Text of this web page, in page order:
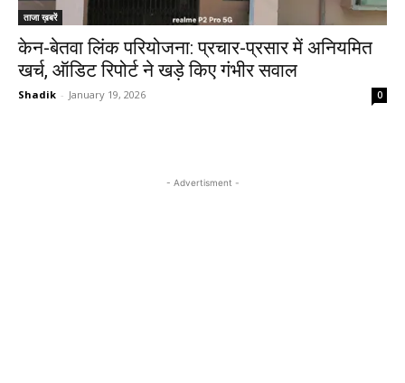
ताजा ख़बरें
केन-बेतवा लिंक परियोजना: प्रचार-प्रसार में अनियमित
खर्च, ऑडिट रिपोर्ट ने खड़े किए गंभीर सवाल
Shadik - January 19, 2026 0
- Advertisment -